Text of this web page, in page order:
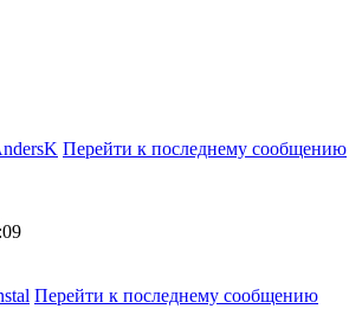
Перейти к последнему сообщению
Перейти к последнему сообщению